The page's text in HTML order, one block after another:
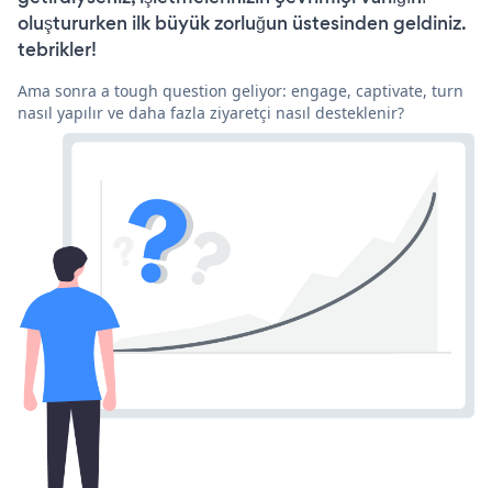
oluştururken ilk büyük zorluğun üstesinden geldiniz.
tebrikler!
Ama sonra a tough question geliyor: engage, captivate, turn
nasıl yapılır ve daha fazla ziyaretçi nasıl desteklenir?